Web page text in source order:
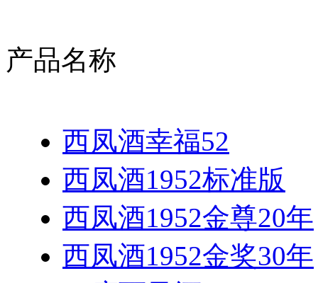
产品名称
西凤酒幸福52
西凤酒1952标准版
西凤酒1952金尊20年
西凤酒1952金奖30年